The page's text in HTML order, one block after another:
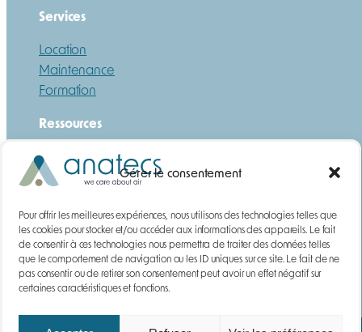
Gérer le consentement
Pour offrir les meilleures expériences, nous utilisons des technologies telles que
les cookies pour stocker et/ou accéder aux informations des appareils. Le fait
de consentir à ces technologies nous permettra de traiter des données telles
que le comportement de navigation ou les ID uniques sur ce site. Le fait de ne
pas consentir ou de retirer son consentement peut avoir un effet négatif sur
certaines caractéristiques et fonctions.
Services
Location
Maintenance
Formation
Ressources
Guide
Téléchargements
Gaz
Poussières
Contact